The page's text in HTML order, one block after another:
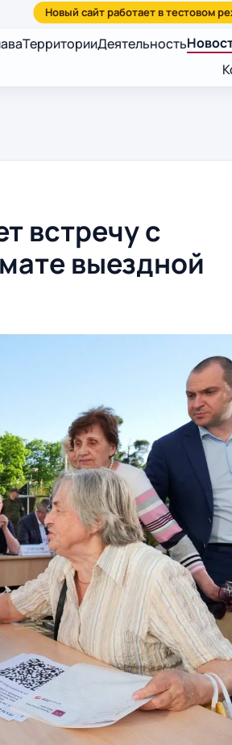
ТерриторииДеятельность
встречу с
выездной